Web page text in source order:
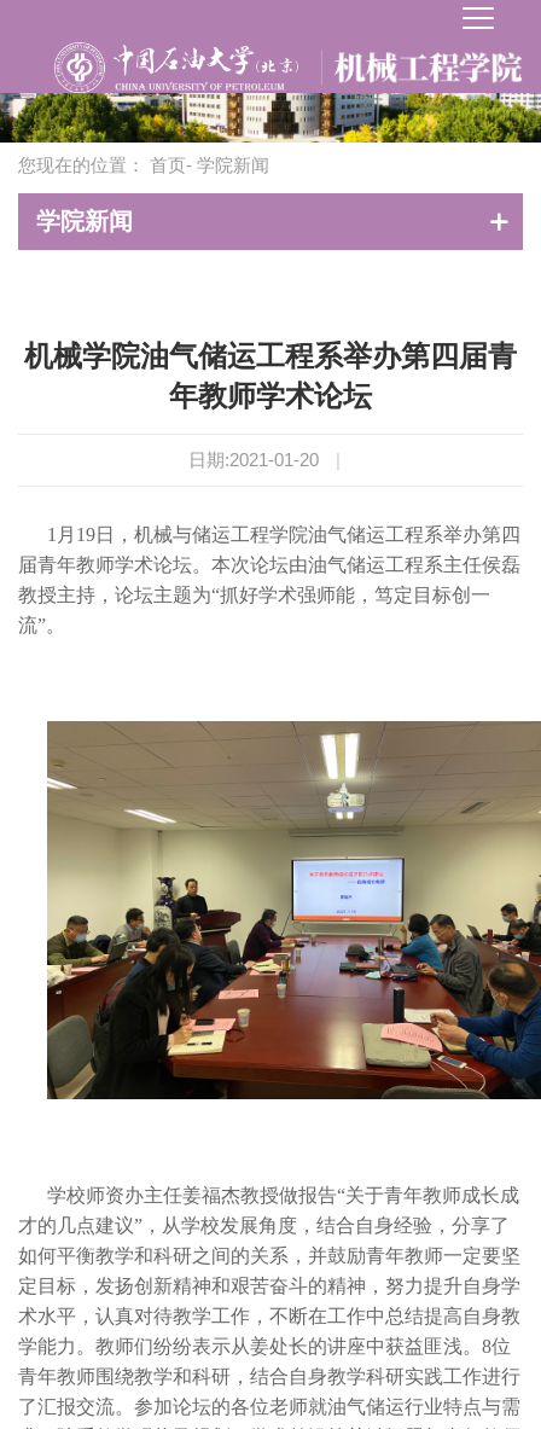
您现在的位置： 首页- 学院新闻
学院新闻
机械学院油气储运工程系举办第四届青
年教师学术论坛
日期:2021-01-20 |
1月19日，机械与储运工程学院油气储运工程系举办第四
届青年教师学术论坛。本次论坛由油气储运工程系主任侯磊
教授主持，论坛主题为“抓好学术强师能，笃定目标创一
流”。
学校师资办主任姜福杰教授做报告“关于青年教师成长成
才的几点建议”，从学校发展角度，结合自身经验，分享了
如何平衡教学和科研之间的关系，并鼓励青年教师一定要坚
定目标，发扬创新精神和艰苦奋斗的精神，努力提升自身学
术水平，认真对待教学工作，不断在工作中总结提高自身教
学能力。教师们纷纷表示从姜处长的讲座中获益匪浅。8位
青年教师围绕教学和科研，结合自身教学科研实践工作进行
了汇报交流。参加论坛的各位老师就油气储运行业特点与需